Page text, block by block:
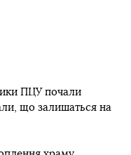
ПЦУ почали
що залишаться на